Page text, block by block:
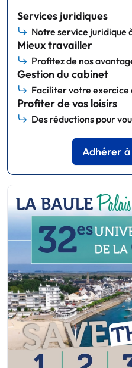
Services juridiques
Notre service juridique
Mieux travailler
Profitez de nos
Gestion du cabinet
Faciliter votre exercice
Profiter de vos loisirs
Des réductions pour
Adhérer à